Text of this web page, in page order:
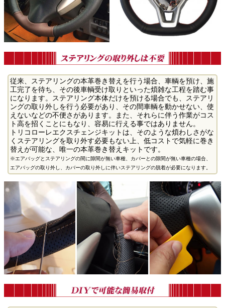
従来、ステアリングの本革巻き替えを行う場合、車輌を預け、施
工完了を待ち、その後車輌受け取りといった煩雑な工程を踏む事
になります。ステアリング本体だけを預ける場合でも、ステアリ
ングの取り外しを行う必要があり、その間車輌を動かせない、使
えないなどの不便さがあります。また、それらに伴う作業がコス
ト高を招くことにもなり、容易に行える事ではありません。
トリコローレエクスチェンジキットは、そのような煩わしさがな
くステアリングを取り外す必要もない上、低コストで気軽に巻き
替えが可能な、唯一の本革巻き替えキットです。
※エアバッグとステアリングの間に隙間が無い車種、カバーとの隙間が無い車種の場合、
エアバッグの取り外し、カバーの取り外しに伴いステアリングの脱着が必要になります。